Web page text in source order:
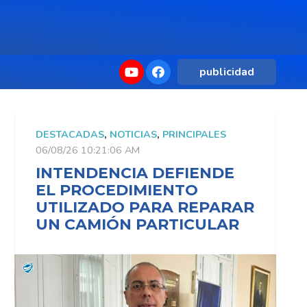
publicidad
DESTACADAS, NOTICIAS, PRINCIPALES
06/08/26 10:21:06 AM
INTENDENCIA DEFIENDE
EL PROCEDIMIENTO
UTILIZADO PARA REPARAR
UN CAMIÓN PARTICULAR